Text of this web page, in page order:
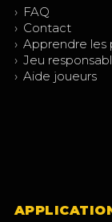
› FAQ
› Contact
› Apprendre les
› Jeu
› Aide joueurs